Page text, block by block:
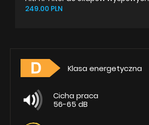
249.00 PLN
Klasa energetyczna
Cicha praca
56-65 dB